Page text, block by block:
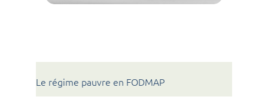
Le régime pauvre en FODMAP